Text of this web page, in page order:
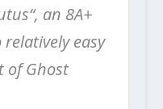
an 8A+
easy
of Ghost